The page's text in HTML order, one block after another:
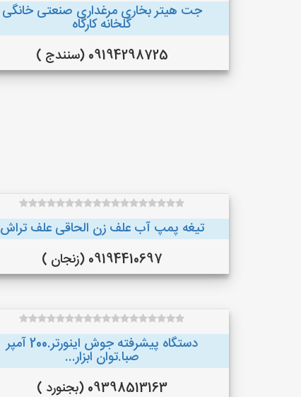
جت هیتر بخاری مرغداری صنعتی خانگی
گلخانه کارگاه
09194298725 (سنندج )
تیغه پمپ آب علف زن الحاقی علف تراش
09194410697 (زنجان )
دستگاه پیشرفته جوش اینورتر.200 آمپر
صبا.توان ابزار...
09398513163 (بجنورد )